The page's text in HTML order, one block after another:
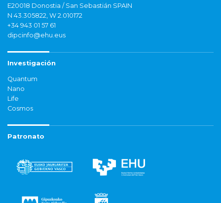
E20018 Donostia / San Sebastián SPAIN
N 43.305822, W 2.010172
+34 943 01 57 61
dipcinfo@ehu.eus
Investigación
Quantum
Nano
Life
Cosmos
Patronato